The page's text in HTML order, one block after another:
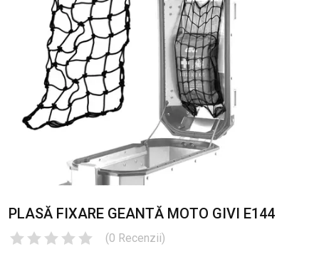
PLASĂ FIXARE GEANTĂ MOTO GIVI E144
(0 Recenzii)